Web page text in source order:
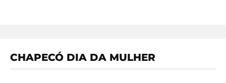
CHAPECÓ DIA DA MULHER